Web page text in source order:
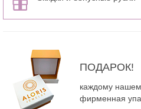
ПОДАРОК!
каждому
фирменная